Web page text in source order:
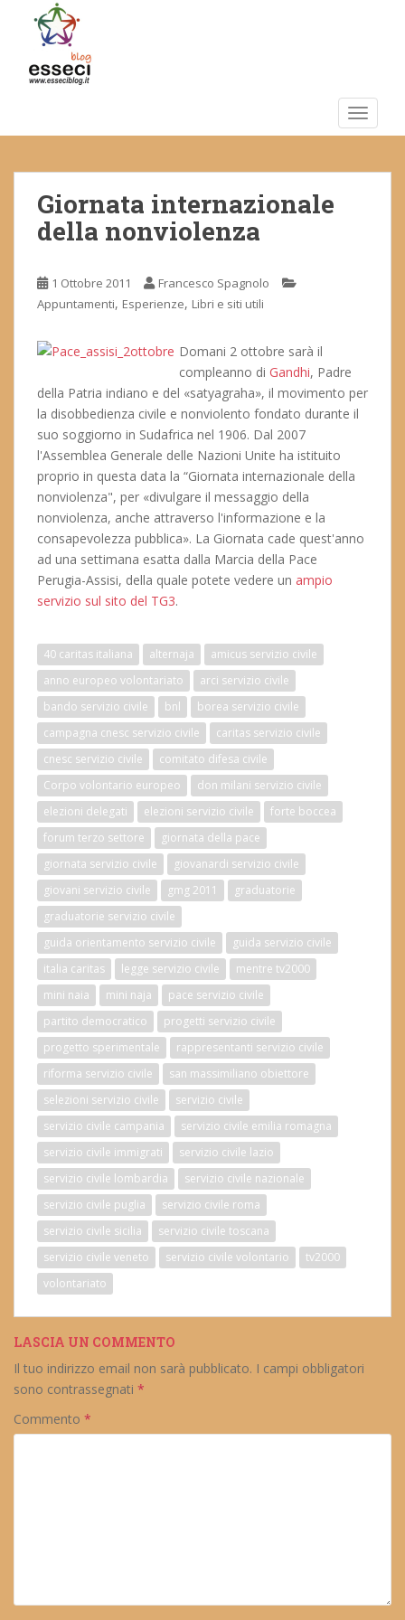
m
Giornata internazionale
della nonviolenza
1 Ottobre 2011
Francesco Spagnolo
Appuntamenti, Esperienze, Libri e siti utili
Domani 2 ottobre sarà il
compleanno di Gandhi, Padre
della Patria indiano e del «satyagraha», il movimento per
la disobbedienza civile e nonviolento fondato durante il
suo soggiorno in Sudafrica nel 1906. Dal 2007
l'Assemblea Generale delle Nazioni Unite ha istituito
proprio in questa data la “Giornata internazionale della
nonviolenza", per «divulgare il messaggio della
nonviolenza, anche attraverso l'informazione e la
consapevolezza pubblica». La Giornata cade quest'anno
ad una settimana esatta dalla Marcia della Pace
Perugia-Assisi, della quale potete vedere un ampio
servizio sul sito del TG3.
40 caritas italiana alternaja
amicus servizio civile
anno europeo volontariato
arci servizio civile
bando servizio civile
bnl
borea servizio civile
campagna cnesc servizio civile
caritas servizio civile
cnesc servizio civile
comitato difesa civile
Corpo volontario europeo
don milani servizio civile
elezioni delegati
elezioni servizio civile
forte boccea
forum terzo settore
giornata della pace
giornata servizio civile
giovanardi servizio civile
giovani servizio civile
gmg 2011
graduatorie
graduatorie servizio civile
guida orientamento servizio civile
guida servizio civile
italia caritas
legge servizio civile
mentre tv2000
mini naia
mini naja
pace servizio civile
partito democratico
progetti servizio civile
progetto sperimentale
rappresentanti servizio civile
riforma servizio civile
san massimiliano obiettore
selezioni servizio civile
servizio civile
servizio civile campania
servizio civile emilia romagna
servizio civile immigrati
servizio civile lazio
servizio civile lombardia
servizio civile nazionale
servizio civile puglia
servizio civile roma
servizio civile sicilia
servizio civile toscana
servizio civile veneto
servizio civile volontario
tv2000
volontariato
LASCIA UN COMMENTO
Il tuo indirizzo email non sarà pubblicato. I campi obbligatori
sono contrassegnati *
Commento *